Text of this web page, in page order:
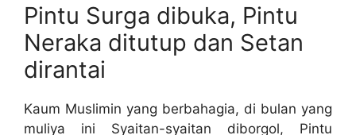
Pintu Surga dibuka, Pintu
Neraka ditutup dan Setan
dirantai
Kaum Muslimin yang berbahagia, di bulan yang
muliya ini Syaitan-syaitan diborgol, Pintu